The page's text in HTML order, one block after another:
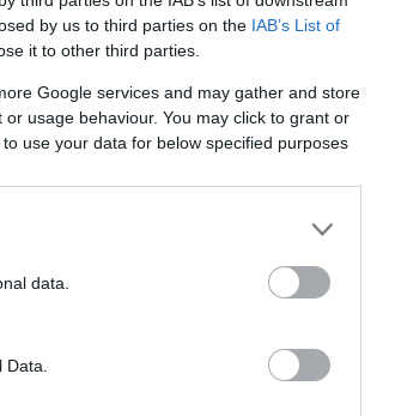
by us to third parties on the IAB’s List of
it to other third parties.
Google services and may gather and store
usage behaviour. You may click to grant or
use your data for below specified purposes
data.
paravánnal. A
vályúkba is.
és sarkantyúkavirággal.